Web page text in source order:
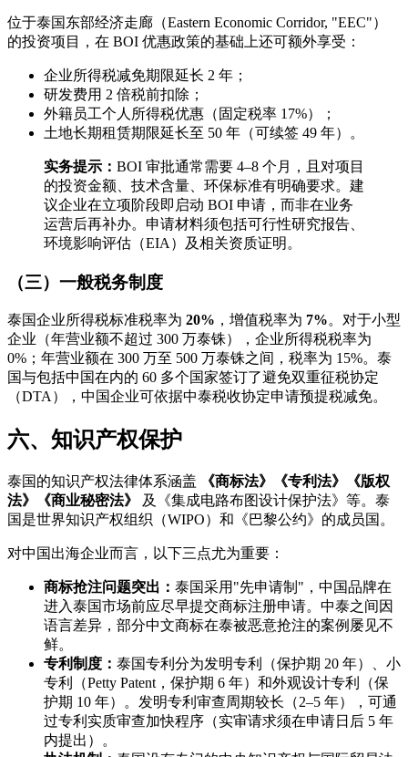
位于泰国东部经济走廊（Eastern Economic Corridor, "EEC"）
的投资项目，在 BOI 优惠政策的基础上还可额外享受：
企业所得税减免期限延长 2 年；
研发费用 2 倍税前扣除；
外籍员工个人所得税优惠（固定税率 17%）；
土地长期租赁期限延长至 50 年（可续签 49 年）。
实务提示： BOI 审批通常需要 4–8 个月，且对项目
的投资金额、技术含量、环保标准有明确要求。建
议企业在立项阶段即启动 BOI 申请，而非在业务
运营后再补办。申请材料须包括可行性研究报告、
环境影响评估（EIA）及相关资质证明。
（三）一般税务制度
泰国企业所得税标准税率为 20% ，增值税率为 7%。对于小型
企业（年营业额不超过 300 万泰铢），企业所得税税率为
0%；年营业额在 300 万至 500 万泰铢之间，税率为 15%。泰
国与包括中国在内的 60 多个国家签订了避免双重征税协定
（DTA），中国企业可依据中泰税收协定申请预提税减免。
六、知识产权保护
泰国的知识产权法律体系涵盖
《商标法》《专利法》《版权
法》《商业秘密法》
及《集成电路布图设计保护法》等。泰
国是世界知识产权组织（WIPO）和《巴黎公约》的成员国。
对中国出海企业而言，以下三点尤为重要：
商标抢注问题突出： 泰国采用"先申请制"，中国品牌在
进入泰国市场前应尽早提交商标注册申请。中泰之间因
语言差异，部分中文商标在泰被恶意抢注的案例屡见不
鲜。
专利制度： 泰国专利分为发明专利（保护期 20 年）、小
专利（Petty Patent，保护期 6 年）和外观设计专利（保
护期 10 年）。发明专利审查周期较长（2–5 年），可通
过专利实质审查加快程序（实审请求须在申请日后 5 年
内提出）。